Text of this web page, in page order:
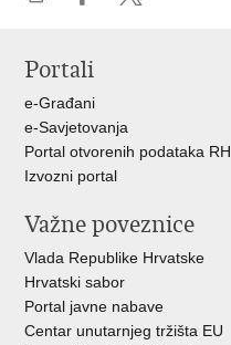
Facebooku
Portali
e-Građani
e-Savjetovanja
Portal otvorenih podataka RH
Izvozni portal
Važne poveznice
Vlada Republike Hrvatske
Hrvatski sabor
Portal javne nabave
Centar unutarnjeg tržišta EU